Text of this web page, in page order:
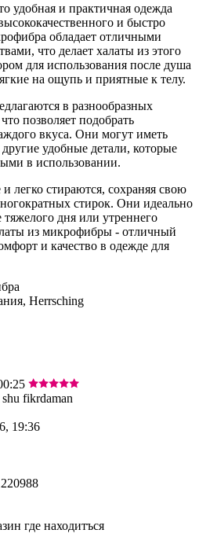
удобная и практичная одежда
и быстро
обладает отличными
что делает халаты из этого
для использования после душа
на ощупь и приятные к телу.
в разнообразных
позволяет подобрать
вкуса. Они могут иметь
удобные детали, которые
в использовании.
легко стираются, сохраняя свою
стирок. Они идеально
тяжелого дня или утреннего
из микрофибры - отличный
и качество в одежде для
Herrsching
fikrdaman
19:36
где находитъся